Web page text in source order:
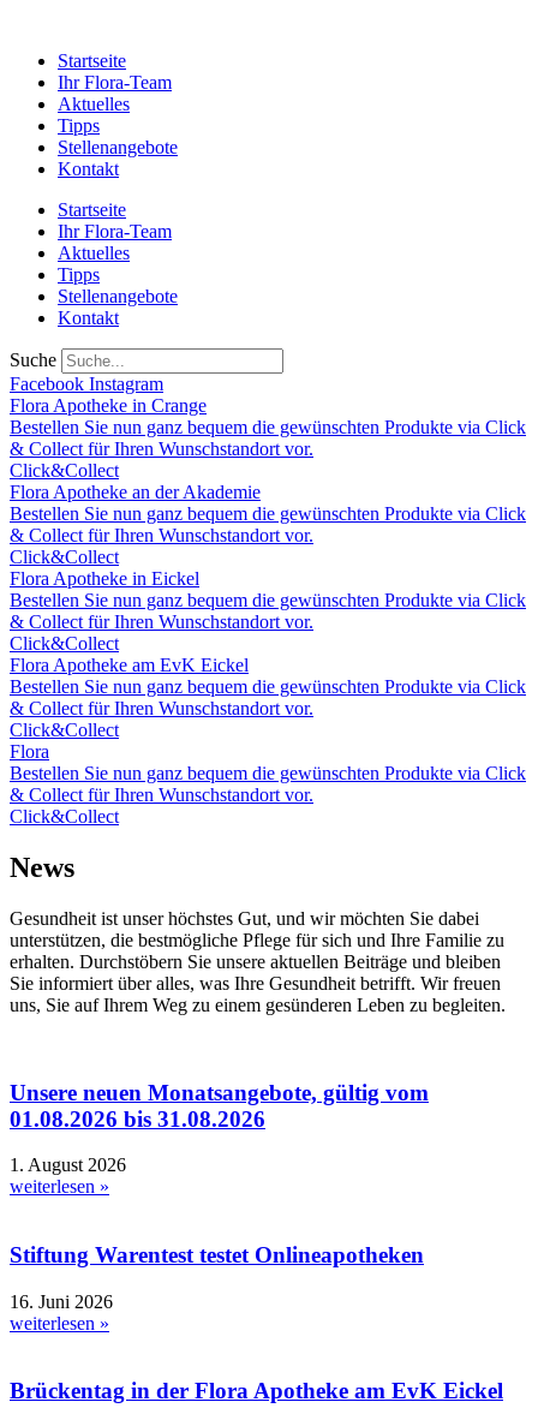
Startseite
Ihr Flora-Team
Aktuelles
Tipps
Stellenangebote
Kontakt
Startseite
Ihr Flora-Team
Aktuelles
Tipps
Stellenangebote
Kontakt
Suche
Facebook Instagram
Flora Apotheke in Crange
Bestellen Sie nun ganz bequem die gewünschten Produkte via Click
& Collect für Ihren Wunschstandort vor.
Click&Collect
Flora Apotheke an der Akademie
Bestellen Sie nun ganz bequem die gewünschten Produkte via Click
& Collect für Ihren Wunschstandort vor.
Click&Collect
Flora Apotheke in Eickel
Bestellen Sie nun ganz bequem die gewünschten Produkte via Click
& Collect für Ihren Wunschstandort vor.
Click&Collect
Flora Apotheke am EvK Eickel
Bestellen Sie nun ganz bequem die gewünschten Produkte via Click
& Collect für Ihren Wunschstandort vor.
Click&Collect
Flora
Bestellen Sie nun ganz bequem die gewünschten Produkte via Click
& Collect für Ihren Wunschstandort vor.
Click&Collect
News
Gesundheit ist unser höchstes Gut, und wir möchten Sie dabei
unterstützen, die bestmögliche Pflege für sich und Ihre Familie zu
erhalten. Durchstöbern Sie unsere aktuellen Beiträge und bleiben
Sie informiert über alles, was Ihre Gesundheit betrifft. Wir freuen
uns, Sie auf Ihrem Weg zu einem gesünderen Leben zu begleiten.
Unsere neuen Monatsangebote, gültig vom
01.08.2026 bis 31.08.2026
1. August 2026
weiterlesen »
Stiftung Warentest testet Onlineapotheken
16. Juni 2026
weiterlesen »
Brückentag in der Flora Apotheke am EvK Eickel